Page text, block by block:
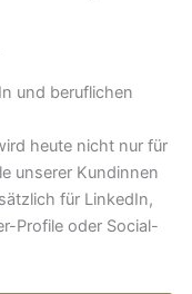
und beruflichen
heute nicht nur für
unserer Kundinnen
für LinkedIn,
Profile oder Social-